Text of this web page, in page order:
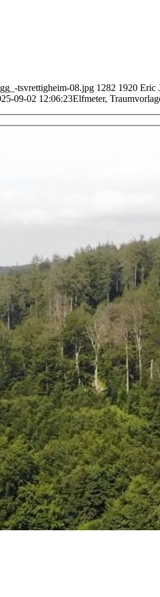
tsvrettigheim-08.jpg 1282 1920 Eric
09-02 12:06:23Elfmeter,